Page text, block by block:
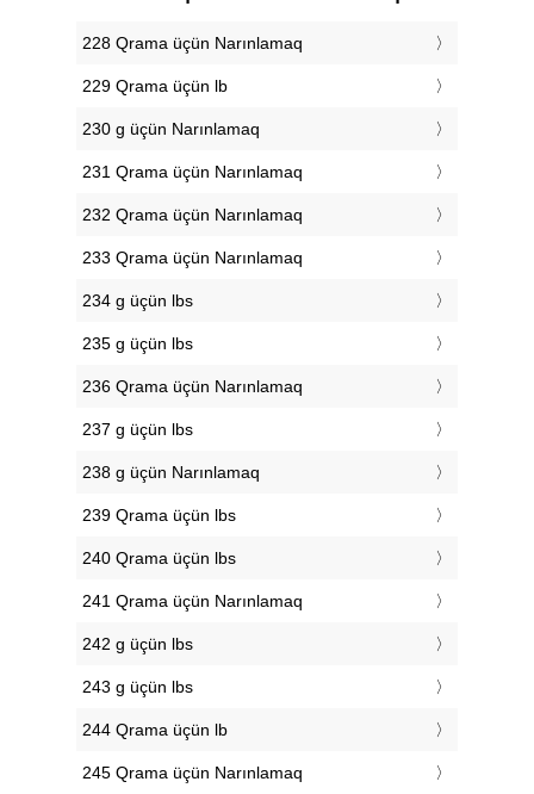
228 Qrama üçün Narınlamaq
229 Qrama üçün lb
230 g üçün Narınlamaq
231 Qrama üçün Narınlamaq
232 Qrama üçün Narınlamaq
233 Qrama üçün Narınlamaq
234 g üçün lbs
235 g üçün lbs
236 Qrama üçün Narınlamaq
237 g üçün lbs
238 g üçün Narınlamaq
239 Qrama üçün lbs
240 Qrama üçün lbs
241 Qrama üçün Narınlamaq
242 g üçün lbs
243 g üçün lbs
244 Qrama üçün lb
245 Qrama üçün Narınlamaq